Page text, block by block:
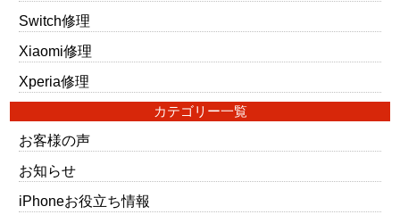
Switch修理
Xiaomi修理
Xperia修理
カテゴリー一覧
お客様の声
お知らせ
iPhoneお役立ち情報